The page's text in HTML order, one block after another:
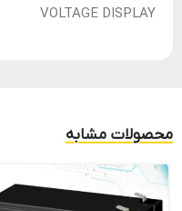
VOLTAGE DISPLAY
محصولات مشابه